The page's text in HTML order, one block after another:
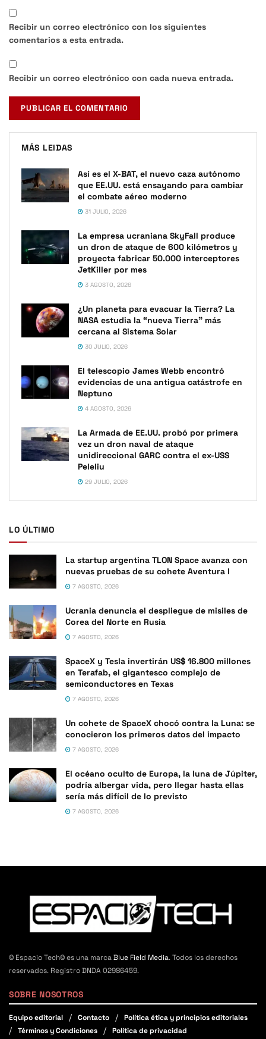
Recibir un correo electrónico con los siguientes
comentarios a esta entrada.
Recibir un correo electrónico con cada nueva entrada.
MÁS LEIDAS
Así es el X-BAT, el nuevo caza autónomo
que EE.UU. está ensayando para cambiar
el combate aéreo moderno
31 JULIO, 2026
La empresa ucraniana SkyFall produce
un dron de ataque de 600 kilómetros y
proyecta fabricar 50.000 interceptores
JetKiller por mes
3 AGOSTO, 2026
¿Un planeta para evacuar la Tierra? La
NASA estudia la “nueva Tierra” más
cercana al Sistema Solar
30 JULIO, 2026
El telescopio James Webb encontró
evidencias de una antigua catástrofe en
Neptuno
4 AGOSTO, 2026
La Armada de EE.UU. probó por primera
vez un dron naval de ataque
unidireccional GARC contra el ex-USS
Peleliu
29 JULIO, 2026
LO ÚLTIMO
La startup argentina TLON Space avanza con
nuevas pruebas de su cohete Aventura I
7 AGOSTO, 2026
Ucrania denuncia el despliegue de misiles de
Corea del Norte en Rusia
7 AGOSTO, 2026
SpaceX y Tesla invertirán US$ 16.800 millones
en Terafab, el gigantesco complejo de
semiconductores en Texas
7 AGOSTO, 2026
Un cohete de SpaceX chocó contra la Luna: se
conocieron los primeros datos del impacto
7 AGOSTO, 2026
El océano oculto de Europa, la luna de Júpiter,
podría albergar vida, pero llegar hasta ellas
sería más difícil de lo previsto
7 AGOSTO, 2026
© Espacio Tech© es una marcaBlue Field Media. Todos los derechos
reservados. Registro DNDA 02986459.
SOBRE NOSOTROS
Equipo editorial Contacto
Política ética y principios editoriales
Términos y Condiciones
Política de privacidad